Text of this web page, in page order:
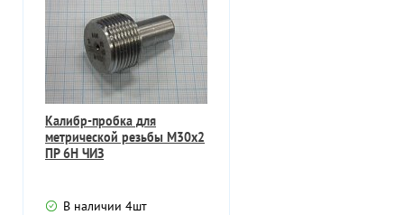
Калибр-пробка для
метрической резьбы М30х2
ПР 6Н ЧИЗ
В наличии 4шт